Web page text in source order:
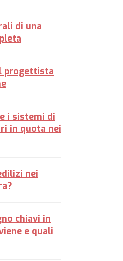
di una
progettista
i sistemi di
in quota nei
nei
chiavi in
e quali